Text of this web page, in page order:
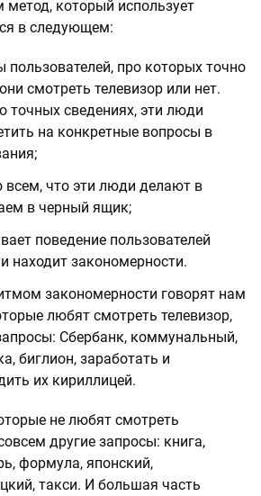
который использует
в следующем:
пользователей, про которых точно
смотреть телевизор или нет.
точных сведениях, эти люди
на конкретные вопросы в
что эти люди делают в
в черный ящик;
поведение пользователей
закономерности.
закономерности говорят нам
любят смотреть телевизор,
Сбербанк, коммунальный,
биглион, заработать и
их кириллицей.
не любят смотреть
другие запросы: книга,
формула, японский,
такси. И большая часть